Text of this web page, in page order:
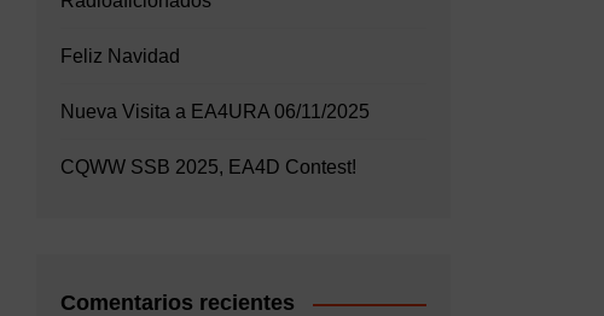
Feliz Navidad
Nueva Visita a EA4URA 06/11/2025
CQWW SSB 2025, EA4D Contest!
Comentarios recientes